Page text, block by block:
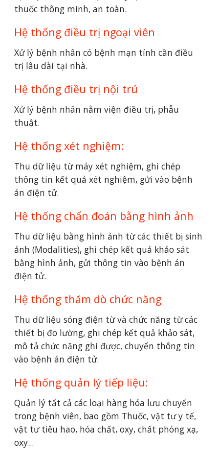
thuốc thông minh, an toàn.
Hệ thống điều trị ngoại viên
Xử lý bệnh nhân có bệnh mạn tính cần điều
trị lâu dài tại nhà.
Hệ thống điều trị nội trú
Xử lý bệnh nhân nằm viện điều trị, phẫu
thuật.
Hệ thống xét nghiệm:
Thu dữ liệu từ máy xét nghiệm, ghi chép
thông tin kết quả xét nghiệm, gửi vào bệnh
án điện tử.
Hệ thống chẩn đoán bằng hình ảnh
Thu dữ liệu bằng hình ảnh từ các thiết bị sinh
ảnh (Modalities), ghi chép kết quả khảo sát
bằng hình ảnh, gửi thông tin vào bệnh án
điện tử.
Hệ thống thăm dò chức năng
Thu dữ liệu sóng điện từ và chức năng từ các
thiết bị đo lường, ghi chép kết quả khảo sát,
mô tả chức năng ghi được, chuyển thông tin
vào bệnh án điện tử.
Hệ thống quản lý tiếp liệu:
Quản lý tất cả các loại hàng hóa lưu chuyển
trong bệnh viên, bao gồm Thuốc, vật tư y tế,
vật tư tiêu hao, hóa chất, oxy, chất phóng xạ,
oxy...